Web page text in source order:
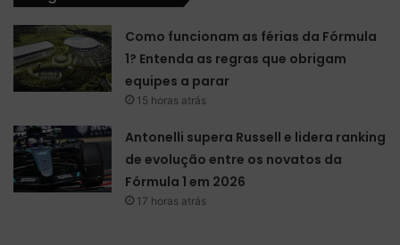
Como funcionam as férias da Fórmula
1? Entenda as regras que obrigam
equipes a parar
15 horas atrás
Antonelli supera Russell e lidera ranking
de evolução entre os novatos da
Fórmula 1 em 2026
17 horas atrás